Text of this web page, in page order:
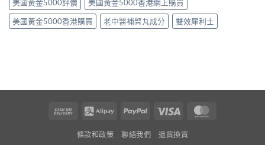
美國黃金5000評價
美國黃金5000香港網上購買
美國黃金5000香港購買
老中醫補腎丸成分 雙效犀利士
Cash
Delivery
Alipay PayPal Visa
條款和政策 聯絡我們 退貨換貨